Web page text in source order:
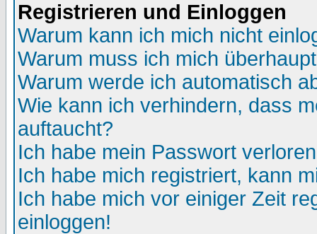
Registrieren und Einloggen
Warum kann ich mich nicht
Warum muss ich mich
Warum werde ich automatisch
Wie kann ich verhindern, dass
auftaucht?
Ich habe mein Passwort
Ich habe mich registriert, kann
Ich habe mich vor einiger Zeit
einloggen!